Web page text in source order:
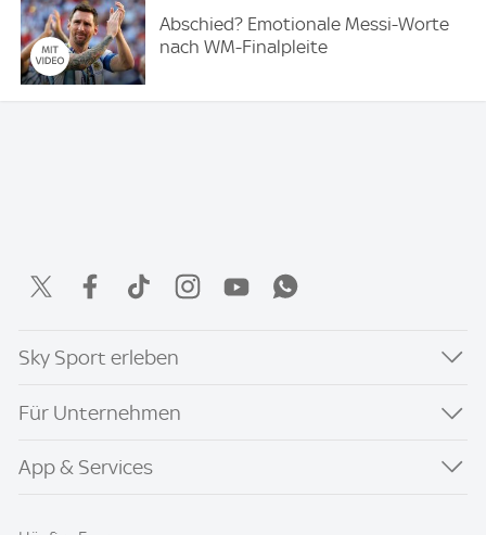
Abschied? Emotionale Messi-Worte
nach WM-Finalpleite
Sky Sport erleben
Für Unternehmen
App & Services